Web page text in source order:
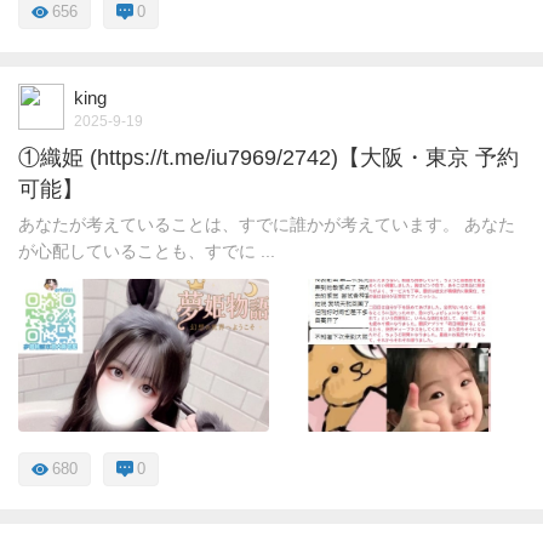
656 0
king
2025-9-19
①織姫 (https://t.me/iu7969/2742)【大阪・東京 予約
可能】
あなたが考えていることは、すでに誰かが考えています。 あなた
が心配していることも、すでに ...
680 0